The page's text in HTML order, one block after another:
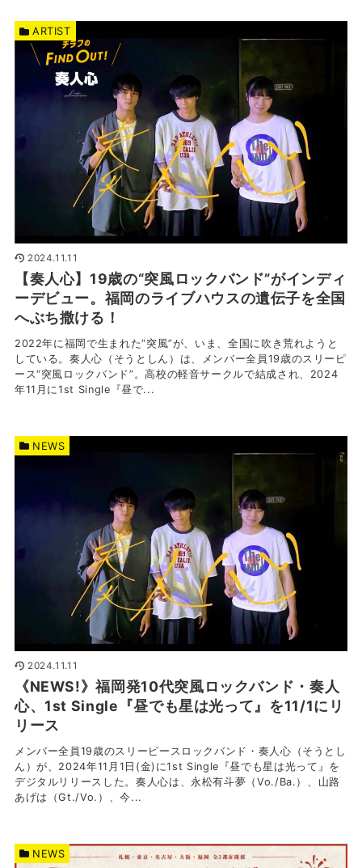
2024.11.11
【奏人心】19歳の“突風ロックバンド”がインディ
ーデビュー。福岡のライブハウスの遺伝子を全国
へぶち撒ける！
2022年に福岡で生まれた“突風”が、いま、全国に吹き荒れようと
している。奏人心（そうとしん）は、メンバー全員19歳のスリーピ
ース“突風ロックバンド”。高校の軽音サークルで結成され、2024
年11月に1st Single『昼で...
ARTIST
2024.11.11
《NEWS!》福岡発10代突風ロックバンド・奏人
心、1st Single『昼でも星は光って』を11/1にリ
リース
メンバー全員19歳のスリーピースロックバンド・奏人心（そうとし
ん）が、2024年11月1日(金)に1st Single『昼でも星は光って』を
デジタルリリースした。奏人心は、永松有斗夢（Vo./Ba.）、山路
あげは（Gt./Vo.）、今...
NEWS
NEWS